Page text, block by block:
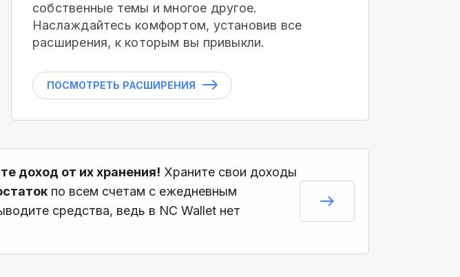
собственные темы и многое другое.
Наслаждайтесь комфортом, установив все
расширения, к которым вы привыкли.
ПОСМОТРЕТЬ РАСШИРЕНИЯ
доход от их хранения! Храните свои доходы
по всем счетам с ежедневным
средства, ведь в NC Wallet нет